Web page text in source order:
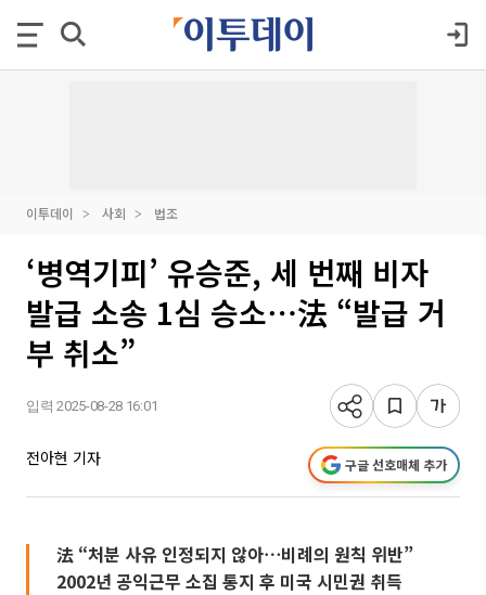
이투데이 사회 법조
‘병역기피’ 유승준, 세 번째 비자
발급 소송 1심 승소⋯法 “발급 거
부 취소”
입력 2025-08-28 16:01
전아현 기자 구글 선호매체 추가
法 “처분 사유 인정되지 않아⋯비례의 원칙 위반”
2002년 공익근무 소집 통지 후 미국 시민권 취득